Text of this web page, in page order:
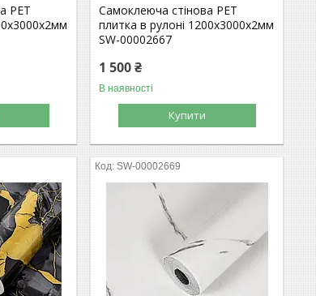
PET
Самоклеюча стінова PET
плитка в рулоні 1200х3000х2мм
SW-00002667
1 500 ₴
В наявності
Купити
SW-00002669